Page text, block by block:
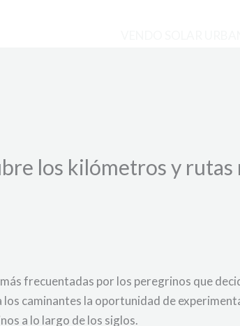
los kilómetros y rutas
frecuentadas por los peregrinos que
caminantes la oportunidad de
a lo largo de los siglos.